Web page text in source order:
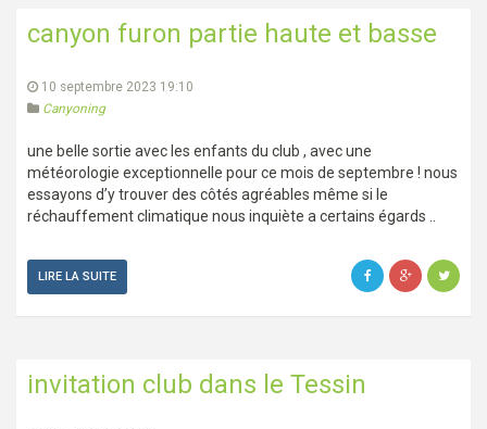
canyon furon partie haute et basse
10 septembre 2023 19:10
Canyoning
une belle sortie avec les enfants du club , avec une
météorologie exceptionnelle pour ce mois de septembre ! nous
essayons d’y trouver des côtés agréables même si le
réchauffement climatique nous inquiète a certains égards ..
LIRE LA SUITE
invitation club dans le Tessin